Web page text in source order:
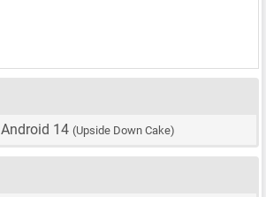
Android 14 (Upside Down Cake)